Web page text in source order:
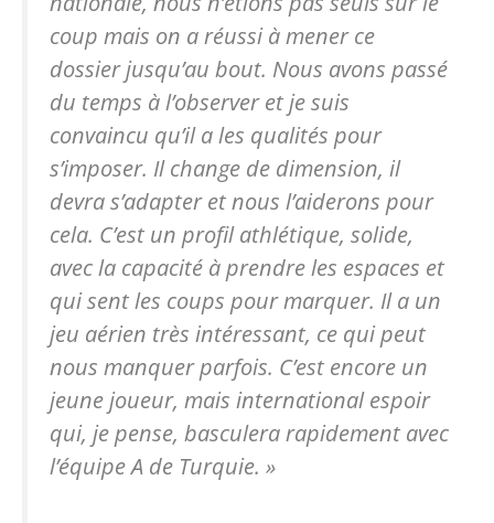
coup mais on a réussi à mener ce
dossier jusqu’au bout. Nous avons passé
du temps à l’observer et je suis
convaincu qu’il a les qualités pour
s’imposer. Il change de dimension, il
devra s’adapter et nous l’aiderons pour
cela. C’est un profil athlétique, solide,
avec la capacité à prendre les espaces et
qui sent les coups pour marquer. Il a un
jeu aérien très intéressant, ce qui peut
nous manquer parfois. C’est encore un
jeune joueur, mais international espoir
qui, je pense, basculera rapidement avec
l’équipe A de Turquie. »